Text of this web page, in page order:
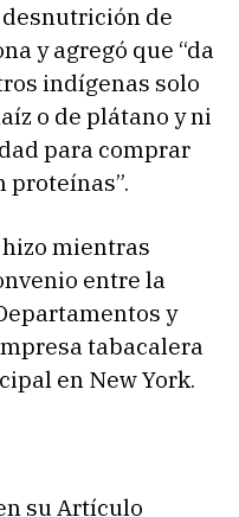
de
y agregó que “da
indígenas solo
o de plátano y ni
para comprar
proteínas”.
mientras
entre la
y
tabacalera
en New York.
su Artículo